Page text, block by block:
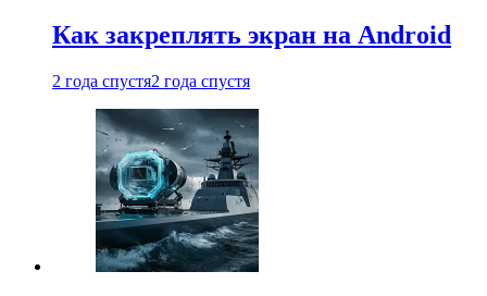
Как закреплять экран на Android
2 года спустя2 года спустя